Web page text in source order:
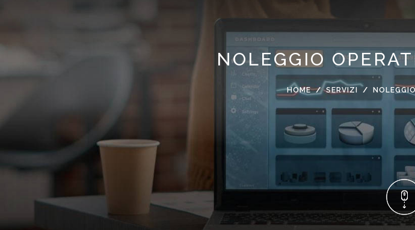
NOLEGGIO
HOME SERVIZI